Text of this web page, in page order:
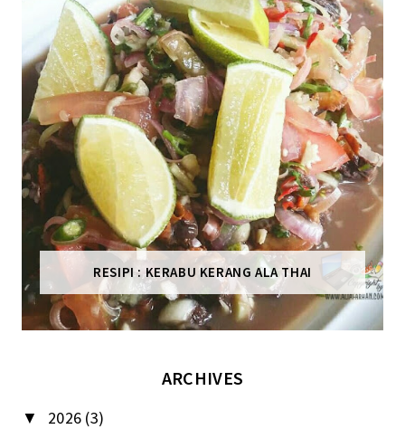
RESIPI : KERABU KERANG ALA THAI
ARCHIVES
▼ 2026 (3)